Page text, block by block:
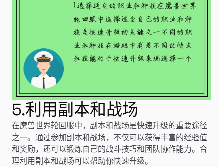
5.利用副本和战场
在魔兽世界轮回服中，副本和战场是快速升级的重要途径
之一。通过参加副本和战场，不仅可以获得丰富的经验值
和奖励，还可以锻炼自己的战斗技巧和团队协作能力。合
理利用副本和战场可以帮助你快速升级。